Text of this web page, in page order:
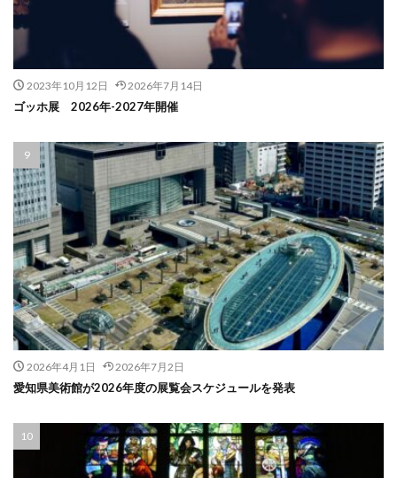
2023年10月12日 2026年7月14日
ゴッホ展 2026年-2027年開催
2026年4月1日 2026年7月2日
愛知県美術館が2026年度の展覧会スケジュールを発表